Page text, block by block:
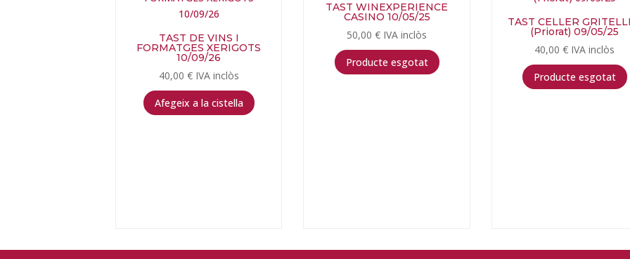
TAST DE VINS I
FORMATGES XERIGOTS
10/09/26
40,00 € IVA inclòs
Afegeix a la cistella
TAST WINEXPERIENCE
CASINO 10/05/25
50,00€ IVA inclòs
Producte esgotat
TAST CELLER
(Priorat) 09/05/25
40,00€ IVA inclòs
Producte esgotat